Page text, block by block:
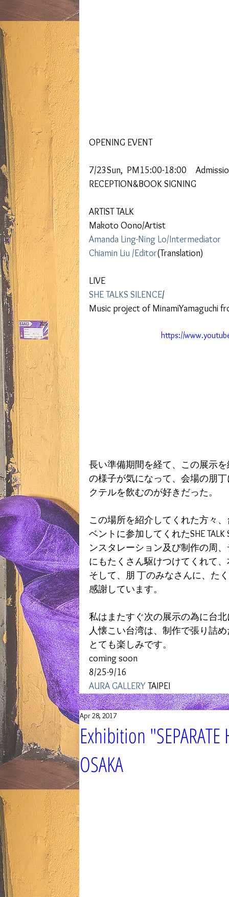
OPENING EVENT
7/23Sun,  PM15:00-18:00　
RECEPTION&BOOK SIGNING
ARTIST TALK
Makoto Oono/Artist
Amanda Ling-Ning Lo/Intermediator
Chiamin Liu /Editor(Translation)
LIVE
SHE TALKS SILENCE/
Music project of MinamiYamaguchi
https://
長い準備期間を経て、この展示
の様子が気になって、会場の朋
クテルを飲むのが好きだった。
この場所を紹介してくれた方々
ベントに参加してくれたSHE TALK
ンスタレーション及び制作の周
にもたくさん駆けつけてくれて
そして、朋 丁のみなさんに、た
感謝しています。
私はまたすぐ次の展示の為に台
人懐こい台湾は、制作で張り詰
とても楽しみです。​
coming soon
8/25-9/16
AURA GALLERY TAIPEI
Exhibition "SEPARATE
OSAKA
Apr 28, 2017